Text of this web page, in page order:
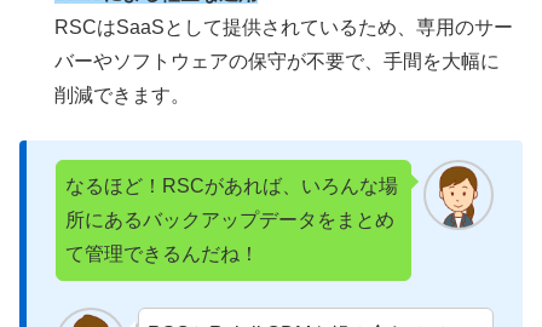
RSCはSaaSとして提供されているため、専用のサー
バーやソフトウェアの保守が不要で、手間を大幅に
削減できます。
なるほど！RSCがあれば、いろんな場
所にあるバックアップデータをまとめ
て管理できるんだね！